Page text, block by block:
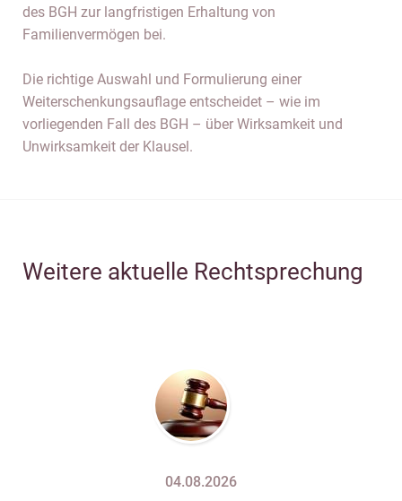
des BGH zur langfristigen Erhaltung von
Familienvermögen bei.
Die richtige Auswahl und Formulierung einer
Weiterschenkungsauflage entscheidet – wie im
vorliegenden Fall des BGH – über Wirksamkeit und
Unwirksamkeit der Klausel.
Weitere aktuelle Rechtsprechung
04.08.2026